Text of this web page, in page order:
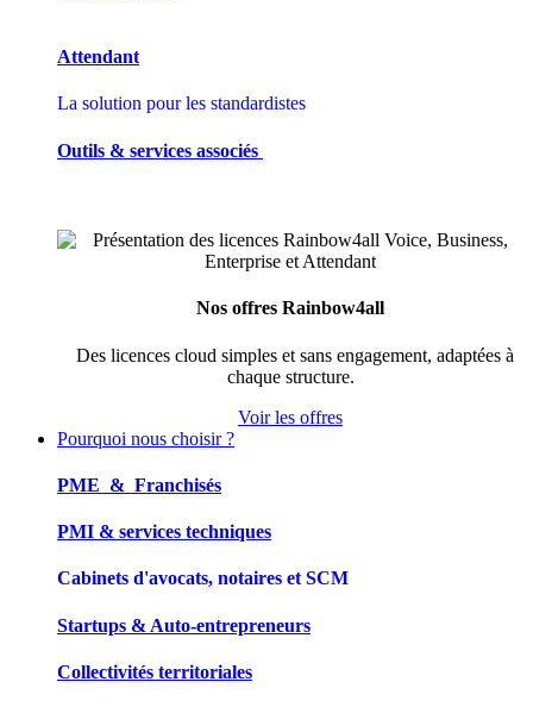
Attendant
La solution pour les standardistes
Outils & services associés
Nos offres Rainbow4all
Des licences cloud simples et sans engagement, adaptées à
chaque structure.
Voir les offres
Pourquoi nous choisir ?
PME & Franchisés
PMI & services techniques
Cabinets d'avocats, notaires et SCM
Startups & Auto-entrepreneurs
Collectivités territoriales